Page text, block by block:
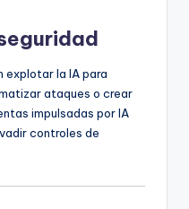
explotar la IA para
ataques o crear
impulsadas por IA
controles de